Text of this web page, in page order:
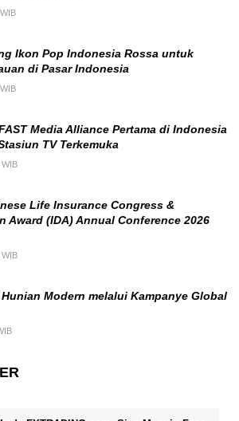
Ikon Pop Indonesia Rossa untuk
di Pasar Indonesia
Media Alliance Pertama di Indonesia
TV Terkemuka
WIB
Life Insurance Congress &
Award (IDA) Annual Conference 2026
WIB
Modern melalui Kampanye Global